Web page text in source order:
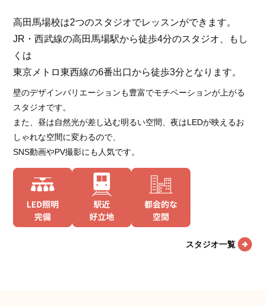
高田馬場校は2つのスタジオでレッスンができます。
JR・西武線の高田馬場駅から徒歩4分のスタジオ、もし
くは
東京メトロ東西線の6番出口から徒歩3分となります。
壁のデザインバリエーションも豊富でモチベーションが上がる
スタジオです。
また、昼は自然光が差し込む明るい空間、夜はLEDが映えるお
しゃれな空間に変わるので、
SNS動画やPV撮影にも人気です。
スタジオ一覧